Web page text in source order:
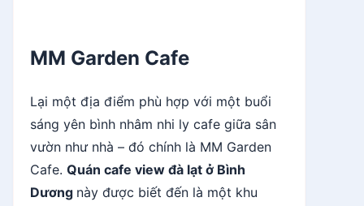
MM Garden Cafe
Lại một địa điểm phù hợp với một buổi
sáng yên bình nhâm nhi ly cafe giữa sân
vườn như nhà – đó chính là MM Garden
Cafe. Quán cafe view đà lạt ở Bình
Dương này được biết đến là một khu